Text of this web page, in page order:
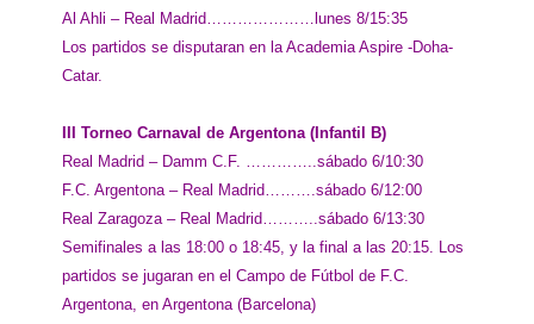
Al Ahli – Real Madrid…………………lunes 8/15:35
Los partidos se disputaran en la Academia Aspire -Doha-
Catar.
III Torneo Carnaval de Argentona (Infantil B)
Real Madrid – Damm C.F. …………..sábado 6/10:30
F.C. Argentona – Real Madrid……….sábado 6/12:00
Real Zaragoza – Real Madrid………..sábado 6/13:30
Semifinales a las 18:00 o 18:45, y la final a las 20:15. Los
partidos se jugaran en el Campo de Fútbol de F.C.
Argentona, en Argentona (Barcelona)